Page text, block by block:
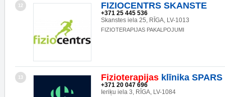
12 FIZIOCENTRS SKANSTE
+371 25 445 536
Skanstes iela 25, RĪGA, LV-1013
FIZIOTERAPIJAS PAKALPOJUMI
13 Fizioterapijas klīnika SPARS
+371 20 047 696
Ieriķu iela 3, RĪGA, LV-1084